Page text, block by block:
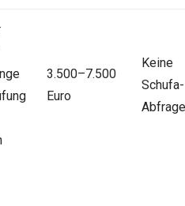
3.500–7.500
Euro
Keine
Schufa-
Abfrage